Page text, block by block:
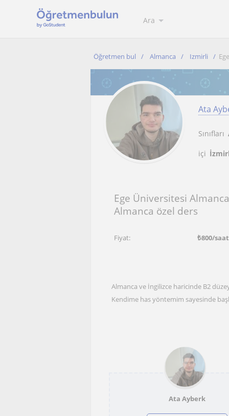
Ara
Öğretmen bul Almanca Izmirli
Ata
Sınıfları
içi
Ege Üniversitesi
Almanca özel ders
Fiyat: ₺800/
Almanca ve İngilizce haricinde B2
Kendime has yöntemim sayesinde
Ata Ayberk